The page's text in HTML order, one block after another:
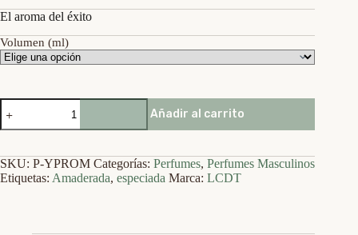
precios:
desde
5,95 €
hasta
12,95 €
El aroma del éxito
Volumen (ml)
YPROM
Magnat
Añadir al carrito
SKU: P-YPROM Categorías: Perfumes, Perfumes Masculinos
Etiquetas: Amaderada, especiada Marca: LCDT